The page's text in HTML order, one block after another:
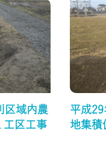
区域内農
工区工事
平成
地集積